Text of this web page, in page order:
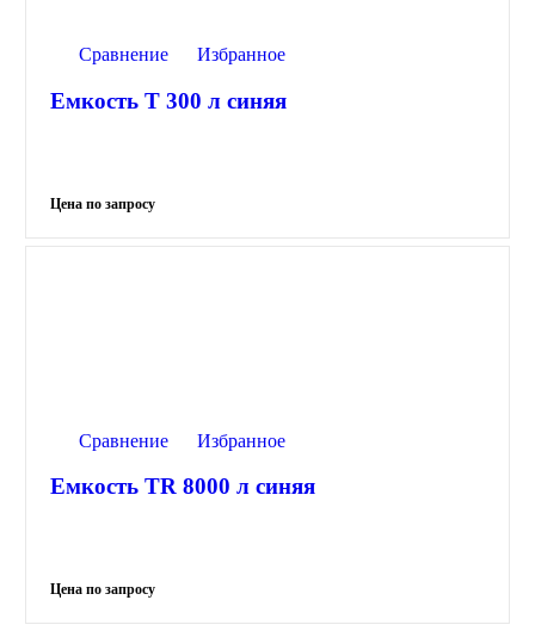
Сравнение Избранное
Емкость T 300 л синяя
Сравнение Избранное
Емкость TR 8000 л синяя